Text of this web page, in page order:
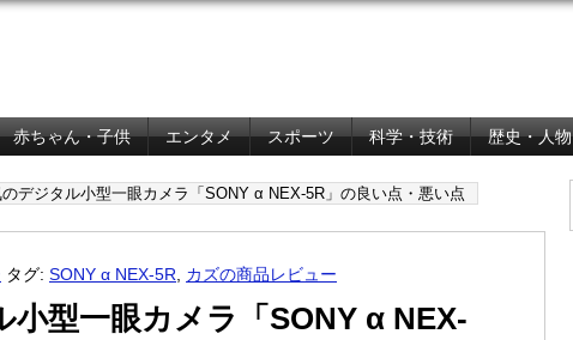
赤ちゃん・子供 エンタメ スポーツ 科学・技術 歴史・人物
デジタル小型一眼カメラ「SONY α NEX-5R」の良い点・悪い点
タグ: SONY α NEX-5R カズの商品レビュー
小型一眼カメラ「SONY α NEX-